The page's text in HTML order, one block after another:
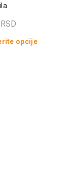
RSD
opcijeOvaj